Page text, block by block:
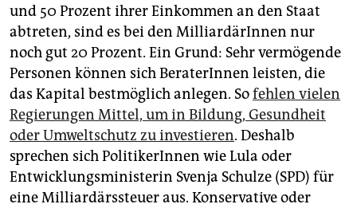
und 50 Prozent ihrer Einkommen an den Staat
abtreten, sind es bei den MilliardärInnen nur
noch gut 20 Prozent. Ein Grund: Sehr vermögende
Personen können sich BeraterInnen leisten, die
das Kapital bestmöglich anlegen. Sofehlen vielen
Regierungen Mittel, um in Bildung, Gesundheit
oder Umweltschutz zu investieren. Deshalb
sprechen sich PolitikerInnen wie Lula oder
Entwicklungsministerin Svenja Schulze (SPD) für
eine Milliardärssteuer aus. Konservative oder